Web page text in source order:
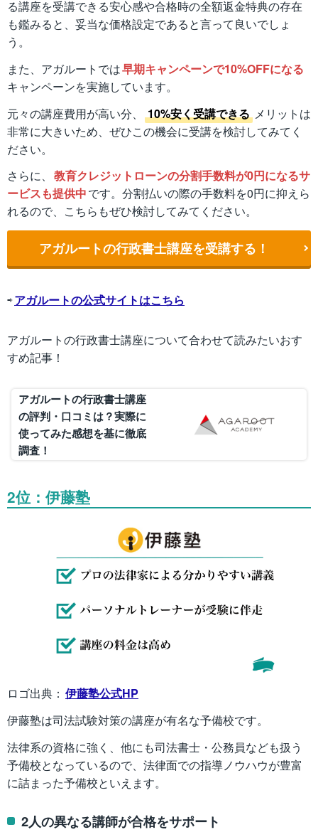
る講座を受講できる安心感や合格時の全額返金特典の存在
も鑑みると、妥当な価格設定であると言って良いでしょ
う。
また、アガルートでは早期キャンペーンで10%OFFになる
キャンペーンを実施しています。
元々の講座費用が高い分、
10%安く受講できる メリットは
非常に大きいため、ぜひこの機会に受講を検討してみてく
ださい。
さらに、 教育クレジットローンの分割手数料が0円になるサ
ービスも提供中です。分割払いの際の手数料を0円に抑えら
れるので、こちらもぜひ検討してみてください。
アガルートの行政書士講座を受講する！
⇨アガルートの公式サイトはこちら
アガルートの行政書士講座について合わせて読みたいおす
すめ記事！
アガルートの行政書士講座
の評判・口コミは？実際に
使ってみた感想を基に徹底
調査！
2位：伊藤塾
ロゴ出典： 伊藤塾公式HP
伊藤塾は司法試験対策の講座が有名な予備校です。
法律系の資格に強く、他にも司法書士・公務員なども扱う
予備校となっているので、法律面での指導ノウハウが豊富
に詰まった予備校といえます。
2人の異なる講師が合格をサポート